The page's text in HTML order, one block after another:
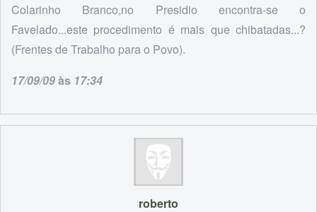
Colarinho Branco,no Presidio encontra-se o
Favelado...este procedimento é mais que chibatadas...?
(Frentes de Trabalho para o Povo).
17/09/09às 17:34
roberto